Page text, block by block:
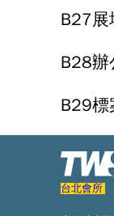
B27展
B28辦
B29標
台北會所